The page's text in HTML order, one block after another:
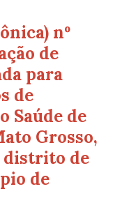
nº
de
para
de
Saúde de
Grosso,
distrito de
de